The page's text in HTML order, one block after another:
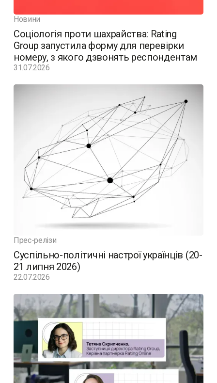
Новини
Соціологія проти шахрайства: Rating
Group запустила форму для перевірки
номеру, з якого дзвонять респондентам
31.07.2026
Прес-релізи
Суспільно-політичні настрої українців (20-
21 липня 2026)
22.07.2026